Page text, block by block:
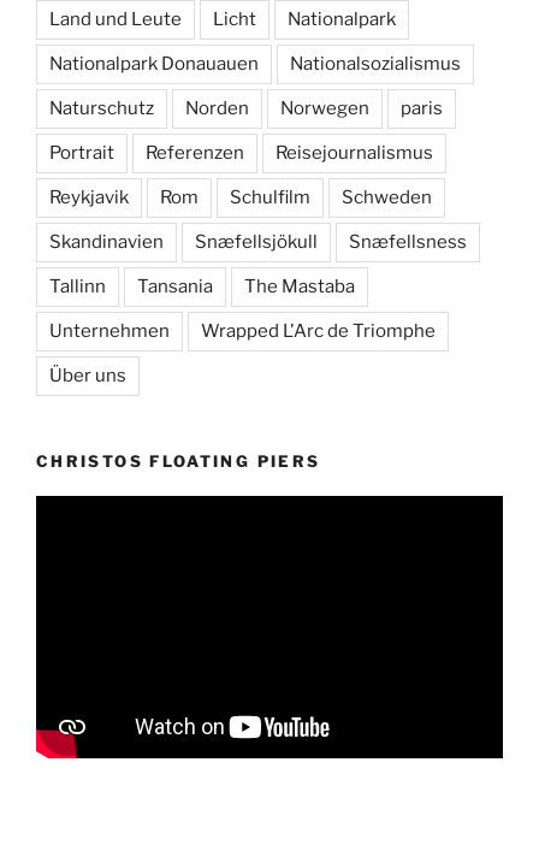
Land und Leute Licht Nationalpark
Nationalpark Donauauen Nationalsozialismus
Naturschutz Norden Norwegen paris
Portrait Referenzen Reisejournalismus
Reykjavik Rom Schulfilm Schweden
Skandinavien Snæfellsjökull Snæfellsness
Tallinn Tansania The Mastaba
Unternehmen Wrapped L'Arc de Triomphe
Über uns
CHRISTOS FLOATING PIERS